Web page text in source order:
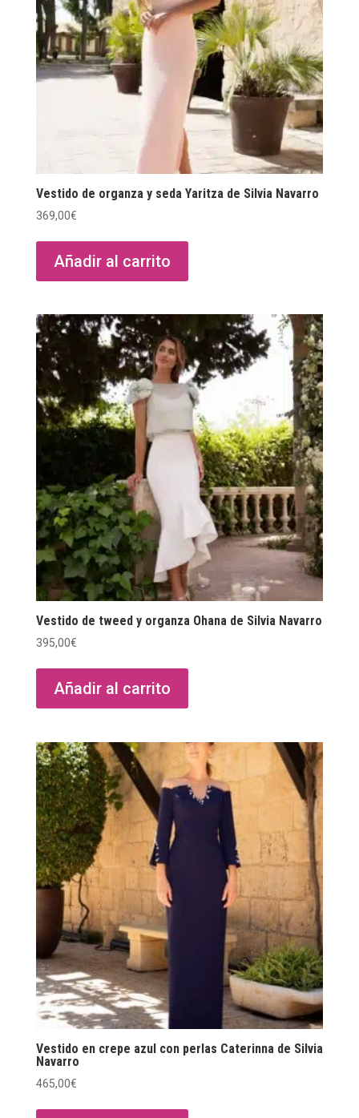
Vestido de organza y seda Yaritza de Silvia Navarro
369,00€
Añadir al carrito
Vestido de tweed y organza Ohana de Silvia Navarro
395,00€
Añadir al carrito
Vestido en crepe azul con perlas Caterinna de Silvia
Navarro
465,00€